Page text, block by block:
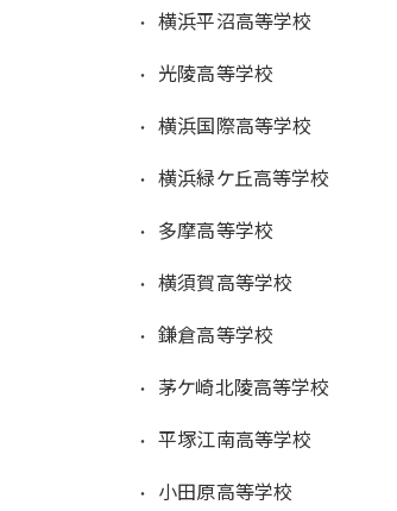
横浜平沼高等学校
光陵高等学校
横浜国際高等学校
横浜緑ケ丘高等学校
多摩高等学校
横須賀高等学校
鎌倉高等学校
茅ケ崎北陵高等学校
平塚江南高等学校
小田原高等学校